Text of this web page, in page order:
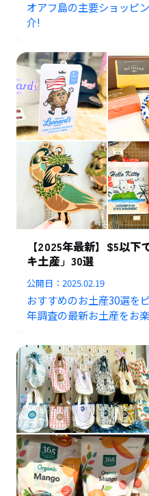
オアフ島の主要ショッピ
介!
【2025年最新】$5以
キ土産」30選
公開日：2025.02.19
おすすめのお土産30選を
年調査の最新お土産をお